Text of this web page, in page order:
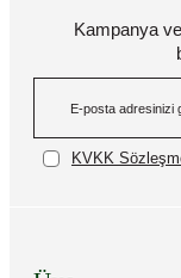
Kampanya
KVKK